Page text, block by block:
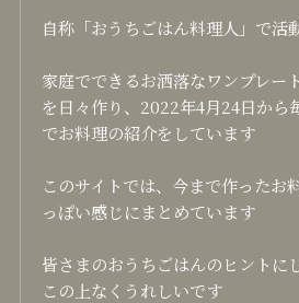
自称「おうちごはん料理人」で活
家庭でできるお洒落なワンプレー
を日々作り、2022年4月24日から
でお料理の紹介をしています
このサイトでは、今まで作ったお
っぽい感じにまとめています
皆さまのおうちごはんのヒントに
この上なくうれしいです